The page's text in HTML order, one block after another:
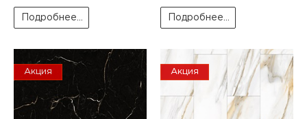
Подробнее... Подробнее...
Акция Акция